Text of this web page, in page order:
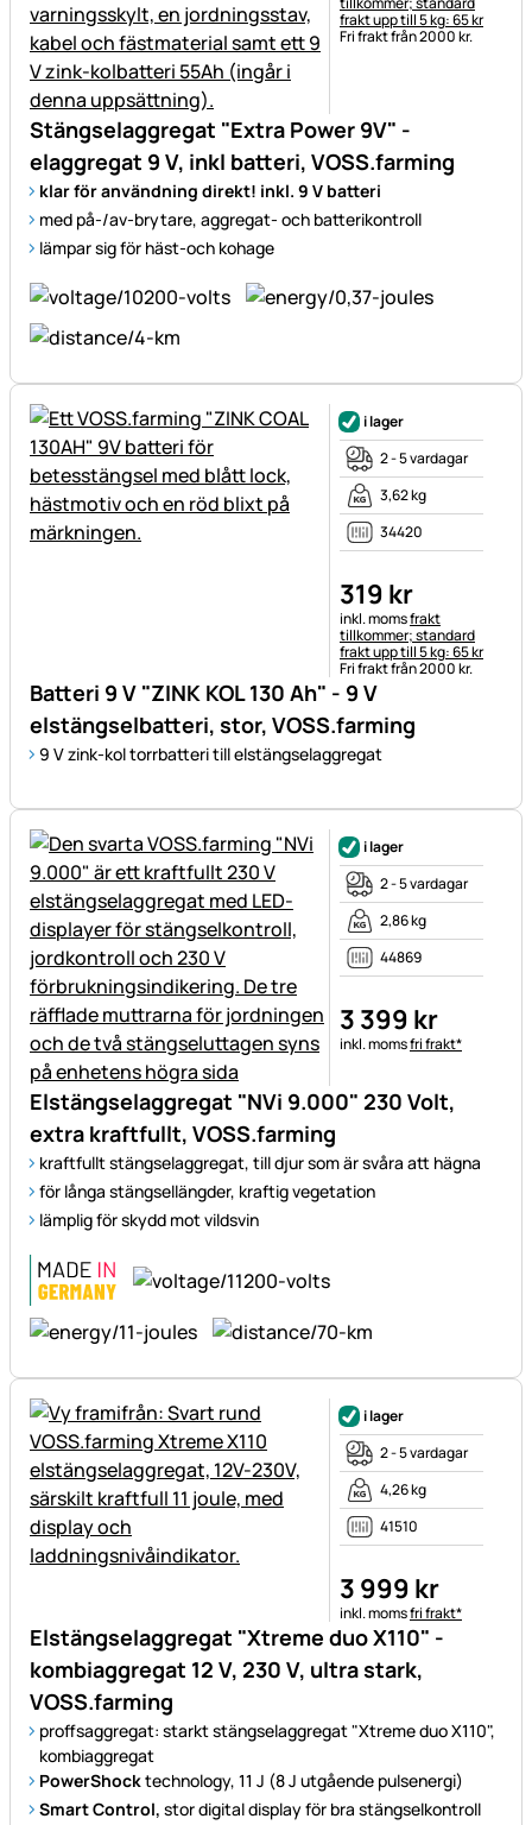
Stängselaggregat "Extra Power 9V" -
elaggregat 9 V, inkl batteri, VOSS.farming
klar för användning direkt! inkl. 9 V batteri
med på-/av-brytare, aggregat- och batterikontroll
lämpar sig för häst-och kohage
frakt upp till 5 kg: 65 kr
Fri frakt från 2000 kr.
Batteri 9 V "ZINK KOL 130 Ah" - 9 V
elstängselbatteri, stor, VOSS.farming
9 V zink-kol torrbatteri till elstängselaggregat
i lager
2 - 5 vardagar
3,62 kg
34420
319 kr
Skatteinformation:
inkl. momsfrakt
tillkommer; standard
frakt upp till 5 kg: 65 kr
Fri frakt från 2000 kr.
Elstängselaggregat "NVi 9.000" 230 Volt,
extra kraftfullt, VOSS.farming
kraftfullt stängselaggregat, till djur som är svåra att hägna
för långa stängsellängder, kraftig vegetation
lämplig för skydd mot vildsvin
i lager
2 - 5 vardagar
2,86 kg
44869
3 399 kr
Skatteinformation:
inkl. momsfri frakt*
Elstängselaggregat "Xtreme duo X110" -
kombiaggregat 12 V, 230 V, ultra stark,
VOSS.farming
proffsaggregat: starkt stängselaggregat "Xtreme duo X110",
kombiaggregat
PowerShocktechnology, 11 J (8 J utgående pulsenergi)
Smart Control, stor digital display för bra stängselkontroll
i lager
2 - 5 vardagar
4,26 kg
41510
3 999 kr
Skatteinformation:
inkl. momsfri frakt*